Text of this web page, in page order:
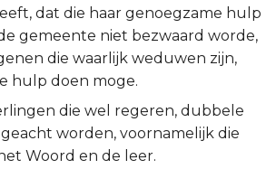
dat die haar genoegzame hulp
gemeente niet bezwaard worde,
die waarlijk weduwen zijn,
hulp doen moge.
die wel regeren, dubbele
worden, voornamelijk die
Woord en de leer.